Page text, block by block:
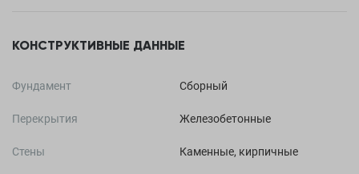
КОНСТРУКТИВНЫЕ ДАННЫЕ
Фундамент Сборный
Перекрытия Железобетонные
Стены Каменные, кирпичные